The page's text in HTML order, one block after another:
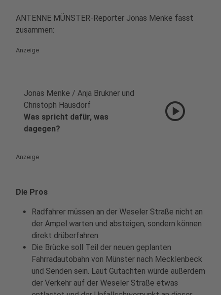
ANTENNE MÜNSTER-Reporter Jonas Menke fasst
zusammen:
Anzeige
Jonas Menke / Anja Brukner und
Christoph Hausdorf
Was spricht dafür, was
dagegen?
play_circle
Anzeige
Die Pros
Radfahrer müssen an der Weseler Straße nicht an
der Ampel warten und absteigen, sondern können
direkt drüberfahren.
Die Brücke soll Teil der neuen geplanten
Fahrradautobahn von Münster nach Mecklenbeck
und Senden sein. Laut Gutachten würde außerdem
der Verkehr auf der Weseler Straße etwas